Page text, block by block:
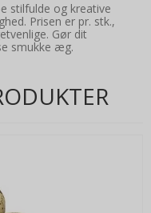
stilfulde og kreative
Prisen er pr. stk.,
Gør dit
smukke æg.